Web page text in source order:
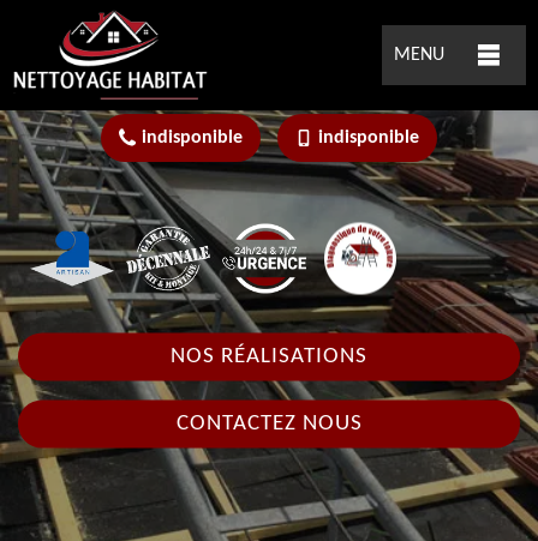
MENU
indisponible indisponible
NOS RÉALISATIONS
CONTACTEZ NOUS